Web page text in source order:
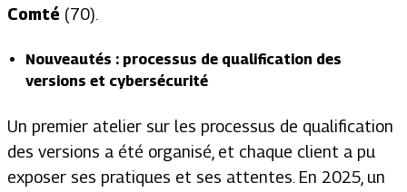
Comté (70).
Nouveautés : processus de qualification des
versions et cybersécurité
Un premier atelier sur les processus de qualification
des versions a été organisé, et chaque client a pu
exposer ses pratiques et ses attentes. En 2025, un